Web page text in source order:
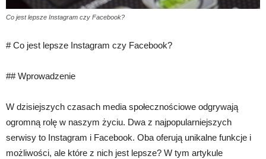
Co jest lepsze Instagram czy Facebook?
# Co jest lepsze Instagram czy Facebook?
## Wprowadzenie
W dzisiejszych czasach media społecznościowe odgrywają
ogromną rolę w naszym życiu. Dwa z najpopularniejszych
serwisy to Instagram i Facebook. Oba oferują unikalne funkcje i
możliwości, ale które z nich jest lepsze? W tym artykule